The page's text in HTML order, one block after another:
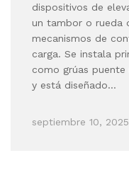
dispositivos de
un tambor o rueda
mecanismos de
carga. Se instala
como grúas puente
y está diseñado…
septiembre 10, 2025